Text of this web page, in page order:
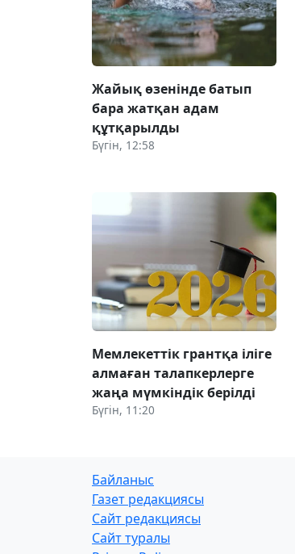
Жайық өзенінде батып
бара жатқан адам
құтқарылды
Бүгін, 12:58
Мемлекеттік грантқа іліге
алмаған талапкерлерге
жаңа мүмкіндік берілді
Бүгін, 11:20
Байланыс
Газет редакциясы
Сайт редакциясы
Сайт туралы